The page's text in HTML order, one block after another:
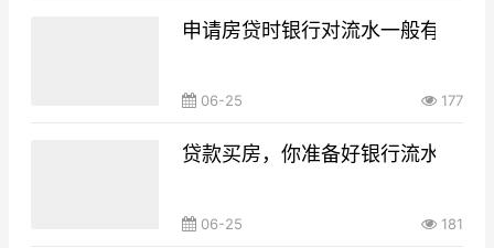
申请房贷时银行对流水一般有什么
06-25 177
贷款买房，你准备好银行流水了吗
06-25 181